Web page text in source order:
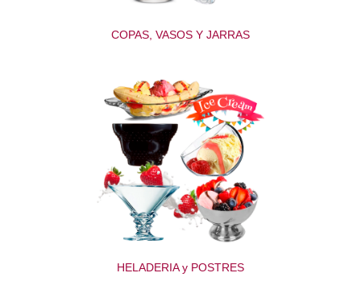
COPAS, VASOS Y JARRAS
HELADERIA y POSTRES